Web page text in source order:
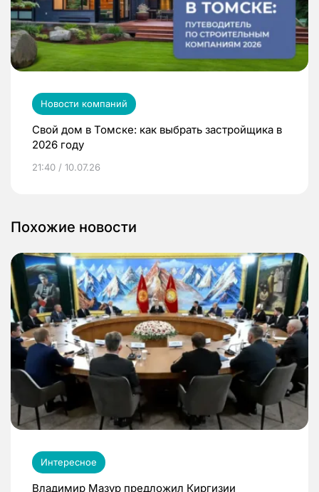
Новости компаний
Свой дом в Томске: как выбрать застройщика в
2026 году
21:40 / 10.07.26
Похожие новости
Интересное
Владимир Мазур предложил Киргизии